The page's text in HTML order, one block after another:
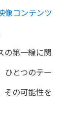
像コンテンツ
の第一線に関
ひとつのテー
その可能性を